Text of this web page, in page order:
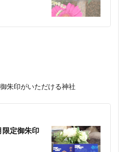
朱印がいただける神社
定御朱印